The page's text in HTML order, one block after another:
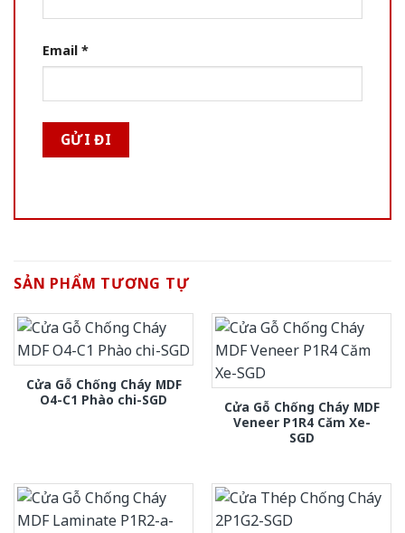
Email *
SẢN PHẨM TƯƠNG TỰ
Cửa Gỗ Chống Cháy MDF
O4-C1 Phào chi-SGD
Cửa Gỗ Chống Cháy MDF
Veneer P1R4 Căm Xe-
SGD